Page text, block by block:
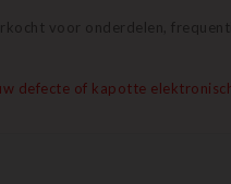
voor onderdelen,
defecte of kapotte